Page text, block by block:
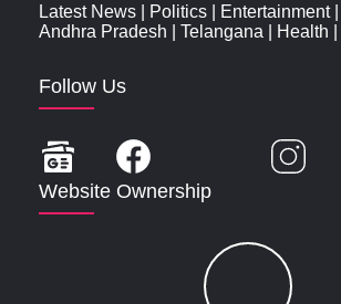
Latest News Politics Entertainment|
Andhra Pradesh
Telangana Health
Follow Us
Website Ownership